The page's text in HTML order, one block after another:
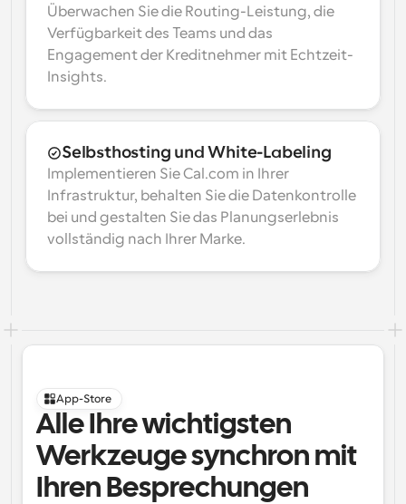
Überwachen Sie die Routing-Leistung, die
Verfügbarkeit des Teams und das
Engagement der Kreditnehmer mit Echtzeit-
Insights.
Selbsthosting und White-Labeling
Implementieren Sie Cal.com in Ihrer
Infrastruktur, behalten Sie die Datenkontrolle
bei und gestalten Sie das Planungserlebnis
vollständig nach Ihrer Marke.
App-Store
Alle Ihre wichtigsten
Werkzeuge synchron mit
Ihren Besprechungen